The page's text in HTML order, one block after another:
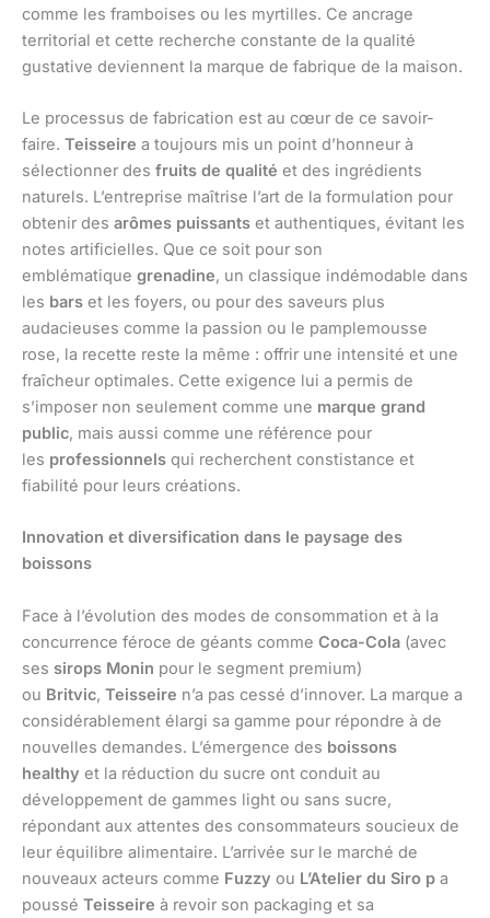
comme les framboises ou les myrtilles. Ce ancrage
territorial et cette recherche constante de la qualité
gustative deviennent la marque de fabrique de la maison.
Le processus de fabrication est au cœur de ce savoir-
faire. Teisseire a toujours mis un point d’honneur à
sélectionner des fruits de qualité et des ingrédients
naturels. L’entreprise maîtrise l’art de la formulation pour
obtenir des arômes puissants et authentiques, évitant les
notes artificielles. Que ce soit pour son
emblématique grenadine, un classique indémodable dans
les bars et les foyers, ou pour des saveurs plus
audacieuses comme la passion ou le pamplemousse
rose, la recette reste la même : offrir une intensité et une
fraîcheur optimales. Cette exigence lui a permis de
s’imposer non seulement comme une marque grand
public, mais aussi comme une référence pour
les professionnels qui recherchent constistance et
fiabilité pour leurs créations.
Innovation et diversification dans le paysage des
boissons
Face à l’évolution des modes de consommation et à la
concurrence féroce de géants comme Coca-Cola (avec
ses sirops Monin pour le segment premium)
ou Britvic, Teisseire n’a pas cessé d’innover. La marque a
considérablement élargi sa gamme pour répondre à de
nouvelles demandes. L’émergence des boissons
healthy et la réduction du sucre ont conduit au
développement de gammes light ou sans sucre,
répondant aux attentes des consommateurs soucieux de
leur équilibre alimentaire. L’arrivée sur le marché de
nouveaux acteurs comme Fuzzy ou L’Atelier du Siro p a
poussé Teisseire à revoir son packaging et sa